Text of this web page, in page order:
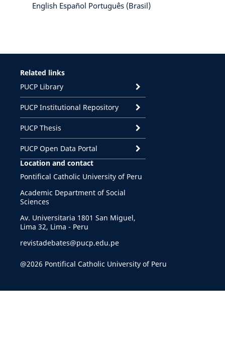
English Español Português (Brasil)
Related links
PUCP Library
PUCP Institutional Repository
PUCP Thesis
PUCP Open Data Portal
Location and contact
Pontifical Catholic University of Peru
Academic Department of Social
Sciences
Av. Universitaria 1801 San Miguel,
Lima 32, Lima - Peru
revistadebates@pucp.edu.pe
@2026 Pontifical Catholic University of Peru